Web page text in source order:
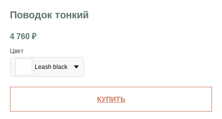
Поводок тонкий
4 760 ₽
Цвет
Leash black
КУПИТЬ